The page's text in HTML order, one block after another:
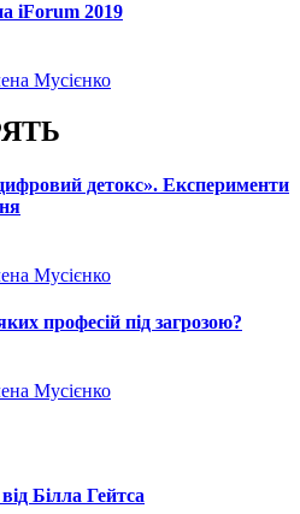
iForum 2019
Мусієнко
детокс». Експерименти
Мусієнко
професій під загрозою?
Мусієнко
Білла Гейтса